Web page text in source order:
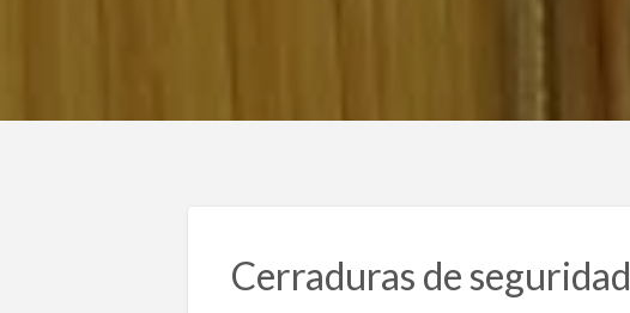
Cerraduras de